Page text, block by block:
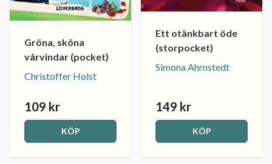
Gröna, sköna
vårvindar (pocket)
Christoffer Holst
109 kr
KÖP
Ett otänkbart öde
(storpocket)
Simona Ahrnstedt
149 kr
KÖP